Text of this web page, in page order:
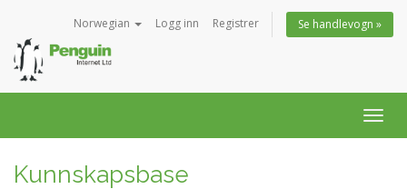
Norwegian Logg inn Registrer Se handlevogn »
Bytt
Kunnskapsbase